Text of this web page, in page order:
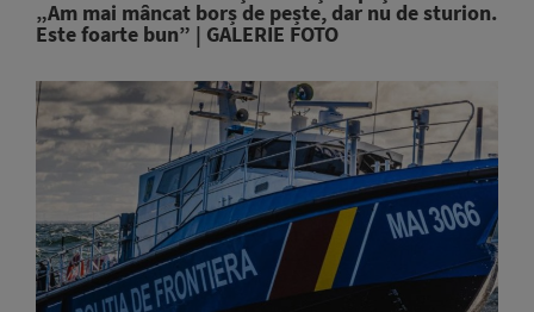
„Am mai mâncat borș de pește, dar nu de sturion.
Este foarte bun” | GALERIE FOTO